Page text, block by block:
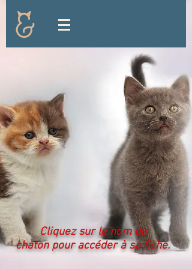
Cliquez sur le nom du
chaton pour accéder à sa fiche.